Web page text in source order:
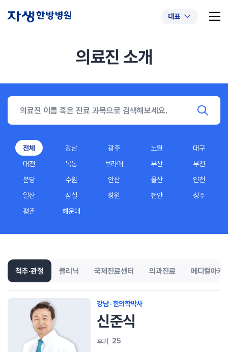
대표
#교통사고후유증 #허리디스크 #목디스크
의료진 소개
전체 강남 광주 노원
대구
대전
목동 보라매 부산
부천
분당
수원 안산 울산
인천
일산
잠실 창원 천안
청주
평촌
해운대
척추·관절 클리닉 국제진료센터 의과진료 메디컬아카
강남 · 한의학박사
신준식
후기 25